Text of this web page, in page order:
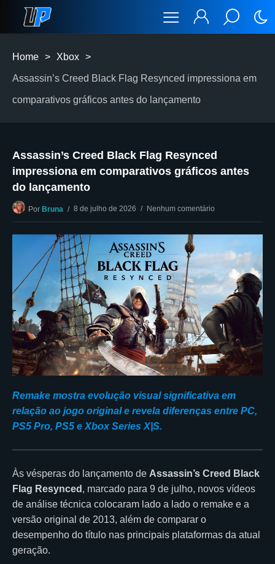
Home > Xbox >
Assassin’s Creed Black Flag Resynced impressiona em
comparativos gráficos antes do lançamento
Assassin’s Creed Black Flag Resynced
impressiona em comparativos gráficos antes
do lançamento
Por Bruna 8 de julho de 2026 Nenhum comentário
Remake mostra evolução visual significativa em
relação ao jogo original e revela diferenças entre PC,
PS5 Pro, PS5 e Xbox Series X|S.
Às vésperas do lançamento de Assassin’s Creed Black
Flag Resynced , marcado para 9 de julho, novos vídeos
de análise técnica colocaram lado a lado o remake e a
versão original de 2013, além de comparar o
desempenho do título nas principais plataformas da atual
geração.